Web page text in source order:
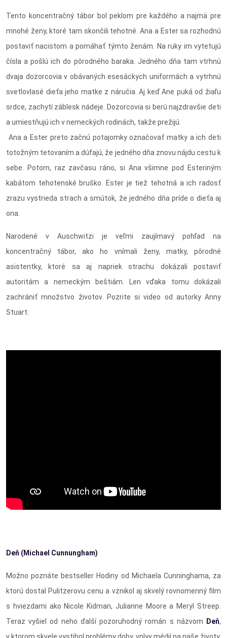
Tento koncentračný tábor bol peklom pre každého a najmä pre
mnohé ženy, ktoré tam skončili tehotné. Ana a Ester sa rozhodnú
postaviť nacistom a pomáhať týmto ženám. Na ruky im vytetujú
čísla a pošlú ich do pôrodného baraka. Jedného dňa tam vtrhnú
dvaja dozorcovia v obávaných esesáckych uniformách a vytrhnú
svetlovlasé dieťa jeho matke z náručia. Aj keď Ane puká od žiaľu
srdce, zachytí záblesk nádeje. Dozorcovia si berú najzdravšie deti
a umiestňujú ich v nemeckých rodinách, takže prežijú.
Ana a Ester preto začnú potajomky označovať matky a ich deti
totožným tetovaním a dúfajú, že jedného dňa znovu nájdu cestu k
sebe. Potom, raz zavčasu ráno, si Ana všimne pod Esteriným
kabátom tehotenské bruško. Ester je tiež tehotná a ich radosť
zrazu vystrieda strach a smútok, že jedného dňa príde o dieťa aj
ona.
Narodené v Auschwitzi je veľmi zaujímavý pohľad na
koncentračný tábor, ako ho vnímali ženy, matky, pôrodné
asistentky, ktoré sa aj napriek strachu dokázali postaviť
autoritám a nemeckým beštiám. Len vďaka tomu dokázali
zachrániť množstvo životov. Pozrite si video od autorky Anny
Stuart:
Deň (Michael Cunnungham)
Možno poznáte bestseller Hodiny od Michaela Cunninghama, za
ktorú dostal Pulitzerovu cenu a vznikol aj skvelý rovnomenný film
s hviezdami ako Nicole Kidman, Julianne Moore a Meryl Streep.
Teraz vyšiel od neho ďalší pozoruhodný román s názvom
Deň,